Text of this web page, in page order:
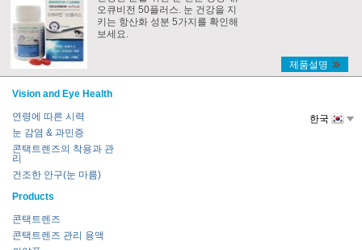
오큐비전 50플러스. 눈 건강을 지
키는 항산화 성분 5가지를 확인해
보세요.
제품설명
Vision and Eye Health
연령에 따른 시력
눈 감염 & 과민증
콘택트렌즈의 착용과 관
리
건조한 안구(눈 마름)
Products
콘택트렌즈
콘택트렌즈 관리 용액
한국